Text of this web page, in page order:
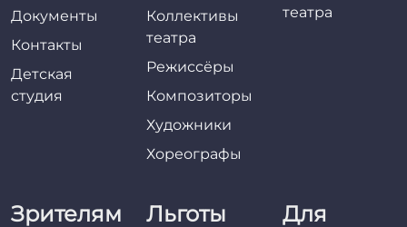
Документы
Контакты
Детская
студия
Коллективы
театра
Режиссёры
Композиторы
Художники
Хореографы
театра
Зрителям Льготы
Для